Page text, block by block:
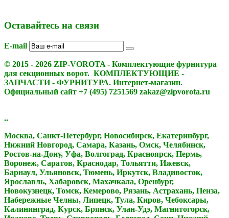
Оставайтесь на связи
E-mail
© 2015 - 2026 ZIP-VOROTA - Комплектующие фурнитура
для секционных ворот. КОМПЛЕКТУЮЩИЕ -
ЗАПЧАСТИ - ФУРНИТУРА. Интернет-магазин.
Официальный сайт +7 (495) 7251569 zakaz@zipvorota.ru
..
Москва, Санкт-Петербург, Новосибирск, Екатеринбург,
Нижний Новгород, Самара, Казань, Омск, Челябинск,
Ростов-на-Дону, Уфа, Волгоград, Красноярск, Пермь,
Воронеж, Саратов, Краснодар, Тольятти, Ижевск,
Барнаул, Ульяновск, Тюмень, Иркутск, Владивосток,
Ярославль, Хабаровск, Махачкала, Оренбург,
Новокузнецк, Томск, Кемерово, Рязань, Астрахань, Пенза,
Набережные Челны, Липецк, Тула, Киров, Чебоксары,
Калининград, Курск, Брянск, Улан-Удэ, Магнитогорск,